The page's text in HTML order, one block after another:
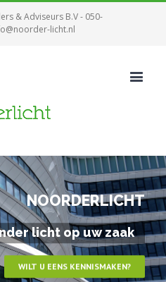
& Adviseurs B.V - 050-
licht.nl
NOORDERLICHT
licht op uw zaak
WILT U EENS KENNISMAKEN?